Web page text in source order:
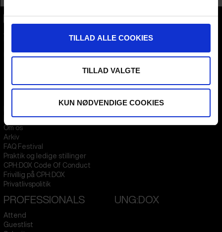
TILLAD ALLE COOKIES
TILLAD VALGTE
KUN NØDVENDIGE COOKIES
Denmark
FESTIVAL 2026 DA
Presseinfo
Om os
Arkiv
FAQ Festival
Praktik og ledige stillinger
CPH:DOX Code Of Conduct
Frivillig på CPH:DOX
Privatlivspolitik
STREAMING
PARA:DOX
PROFESSIONALS
Attend
Guestlist
UNG:DOX